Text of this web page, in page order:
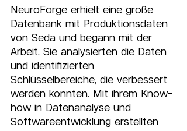
NeuroForge erhielt eine große
Datenbank mit Produktionsdaten
von Seda und begann mit der
Arbeit. Sie analysierten die Daten
und identifizierten
Schlüsselbereiche, die verbessert
werden konnten. Mit ihrem Know-
how in Datenanalyse und
Softwareentwicklung erstellten